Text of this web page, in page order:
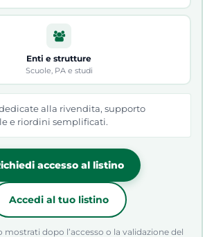
Enti e strutture
Scuole, PA e studi
alla rivendita, supporto
e riordini semplificati.
accesso al listino
Accedi al tuo listino
mostrati dopo l’accesso o la validazione del